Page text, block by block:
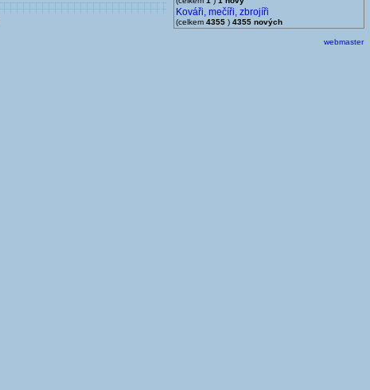
Kováři, mečíři, zbrojíři
(celkem 4355 ) 4355 nových
webmaster